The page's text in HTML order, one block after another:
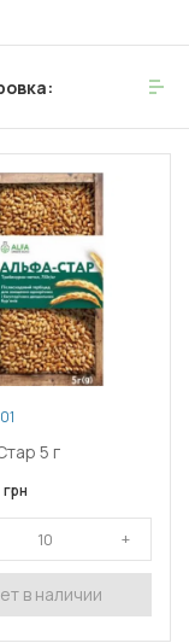
Препарат
5 г
грн
в наличии